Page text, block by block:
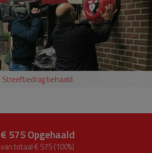
Streefbedrag behaald
€ 575Opgehaald
van totaal € 575 (100%)